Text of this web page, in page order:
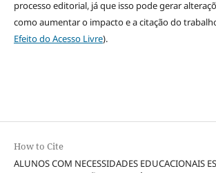
processo editorial, já que isso pode gerar
como aumentar o impacto e a citação do
Efeito do Acesso Livre).
How to Cite
ALUNOS COM NECESSIDADES EDUCACIONAIS